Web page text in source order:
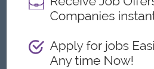
ဤကြော်ငြာကို တိုင်ကြားရန်